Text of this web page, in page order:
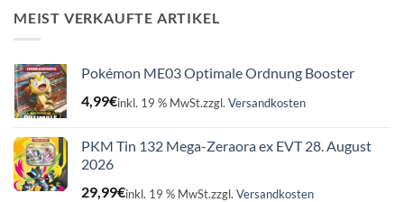
16,99€15,75€.
MEIST VERKAUFTE ARTIKEL
Pokémon ME03 Optimale Ordnung Booster
4,99€inkl. 19 % MwSt.zzgl. Versandkosten
PKM Tin 132 Mega-Zeraora ex EVT 28. August
2026
29,99€inkl. 19 % MwSt.zzgl. Versandkosten